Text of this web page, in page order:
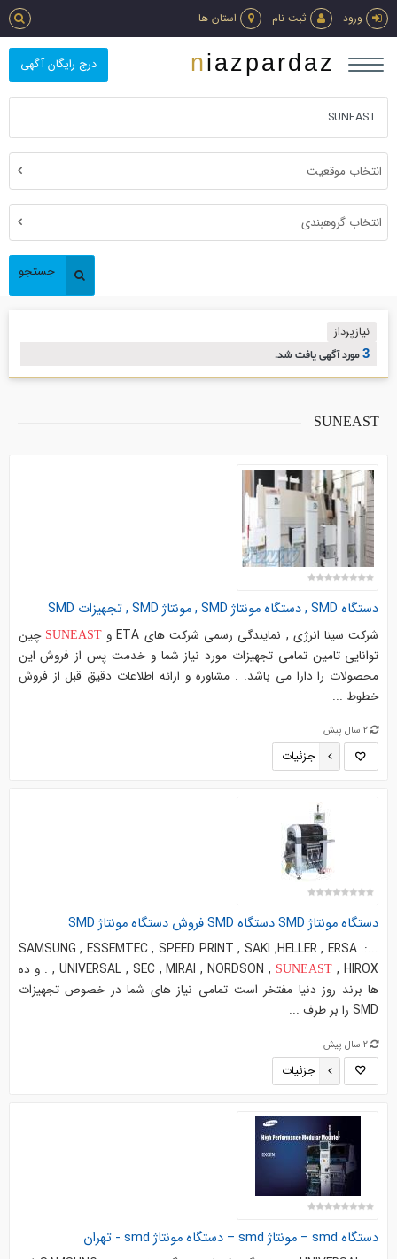
ورود ثبت نام استان ها
درج رایگان آگهی niazpardaz
انتخاب موقعیت
انتخاب گروهبندی
جستجو
نیازپرداز
3مورد آگهی یافت شد.
SUNEAST
دستگاه SMD , دستگاه مونتاژ SMD , مونتاژ SMD , تجهیزات SMD
شرکت سینا انرژی , نمایندگی رسمی شرکت های ETA و SUNEAST چین
توانایی تامین تمامی تجهیزات مورد نیاز شما و خدمت پس از فروش این
محصولات را دارا می باشد. . مشاوره و ارائه اطلاعات دقیق قبل از فروش
خطوط ...
2 سال پیش
جزئیات
دستگاه مونتاژ SMD دستگاه SMD فروش دستگاه مونتاژ SMD
...:. SAMSUNG , ESSEMTEC , SPEED PRINT , SAKI ,HELLER , ERSA
, UNIVERSAL , SEC , MIRAI , NORDSON , SUNEAST
, HIROX . و ده
ها برند روز دنیا مفتخر است تمامی نیاز های شما در خصوص تجهیزات
SMD را بر طرف ...
2 سال پیش
جزئیات
دستگاه smd – مونتاژ smd – دستگاه مونتاژ smd - تهران